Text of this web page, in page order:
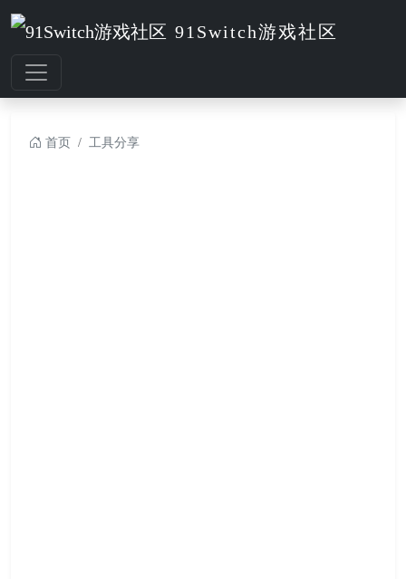
91Switch游戏社区
首页 工具分享